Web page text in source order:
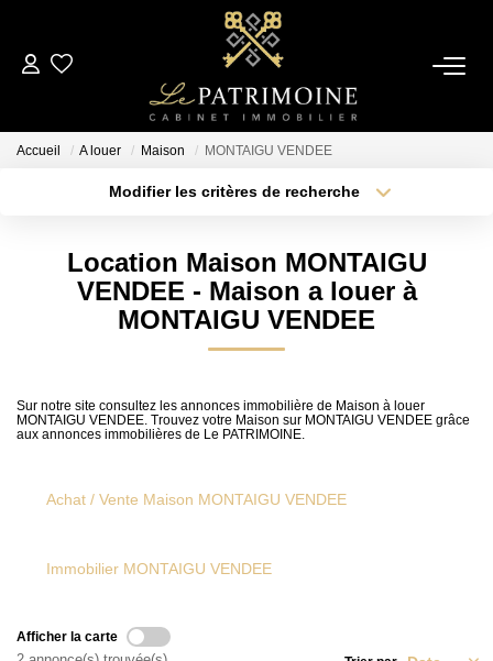
ACCUEIL
Ventes
Locations
ESTIMATION
Accueil A louer Maison MONTAIGU VENDEE
Modifier les critères de recherche
Sélectionnez...
Type de bien
Location Maison MONTAIGU
VENDEE - Maison a louer à
MONTAIGU VENDEE
Sur notre site consultez les annonces immobilière de Maison à louer
MONTAIGU VENDEE. Trouvez votre Maison sur MONTAIGU VENDEE grâce
aux annonces immobilières de Le PATRIMOINE.
Achat / Vente Maison MONTAIGU VENDEE
Immobilier MONTAIGU VENDEE
Afficher la carte